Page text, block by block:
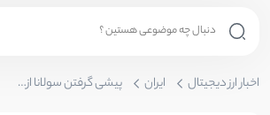
اخبار ارز دیجیتال ایران پیشی گرفتن سولانا از اتریوم در معیار فروش NFT